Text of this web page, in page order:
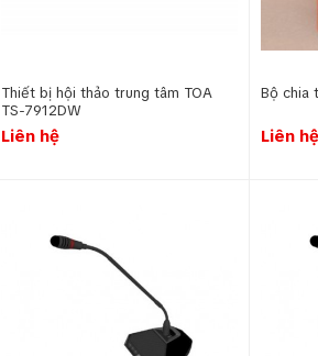
Thiết bị hội thảo trung tâm TOA
TS-7912DW
Liên hệ
Bộ chia
Liên hệ